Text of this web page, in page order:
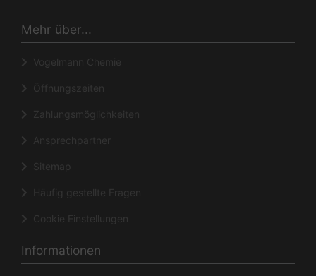
Mehr über...
Vogelmann Chemie
Öffnungszeiten
Zahlungsmöglichkeiten
Ansprechpartner
Sitemap
Häufig gestellte Fragen
Cookie Einstellungen
Informationen